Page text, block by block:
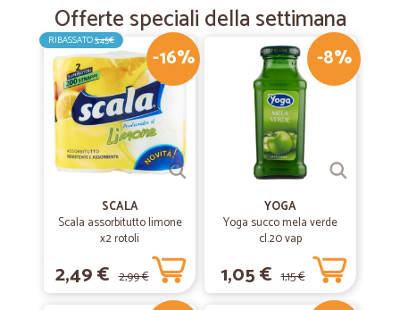
Offerte speciali della settimana
-16%
RIBASSATO3,45€
SCALA
Scala assorbitutto limone
x2 rotoli
2,49 € 2,99 €
-8%
YOGA
Yoga succo mela verde
cl.20 vap
1,05 € 1,15 €